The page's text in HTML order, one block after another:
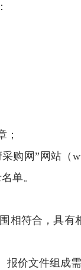
；
购网”网站（
单。
相符合，具有
报价文件组成